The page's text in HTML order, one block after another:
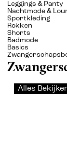
Leggings & Panty
Nachtmode &
Sportkleding
Rokken
Shorts
Badmode
Basics
Alles